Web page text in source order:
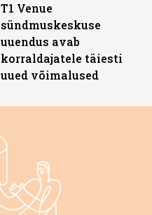
T1 Venue
sündmuskeskuse
uuendus avab
korraldajatele täiesti
uued võimalused